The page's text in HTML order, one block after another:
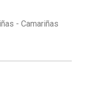
- Camariñas